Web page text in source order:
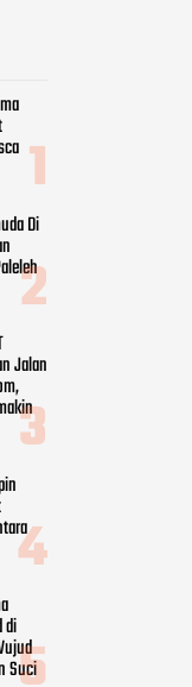
Di
Jalan
di
Suci